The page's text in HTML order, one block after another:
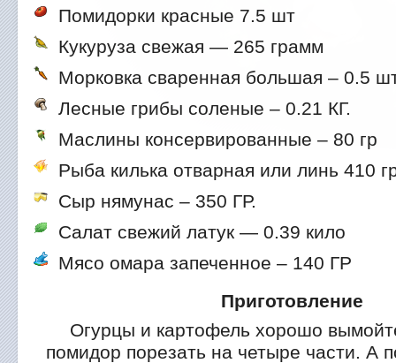
Помидорки красные 7.5 шт
Кукуруза свежая — 265 грамм
Морковка сваренная большая – 0.5
Лесные грибы соленые – 0.21 КГ.
Маслины консервированные – 80 гр
Рыба килька отварная или линь 410
Сыр нямунас – 350 ГР.
Салат свежий латук — 0.39 кило
Мясо омара запеченное – 140 ГР
Приготовление
Огурцы и картофель хорошо
помидор порезать на четыре части. А